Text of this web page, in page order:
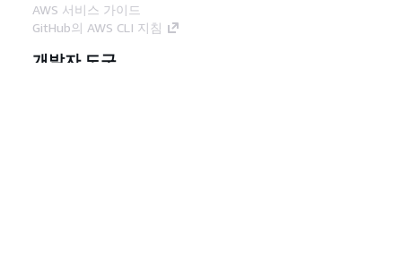
AWS 서비스 가이드
GitHub의 AWS CLI 지침
개발자 도구